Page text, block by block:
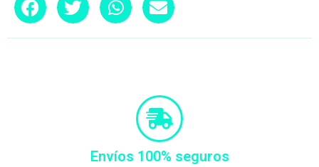
Envíos 100% seguros